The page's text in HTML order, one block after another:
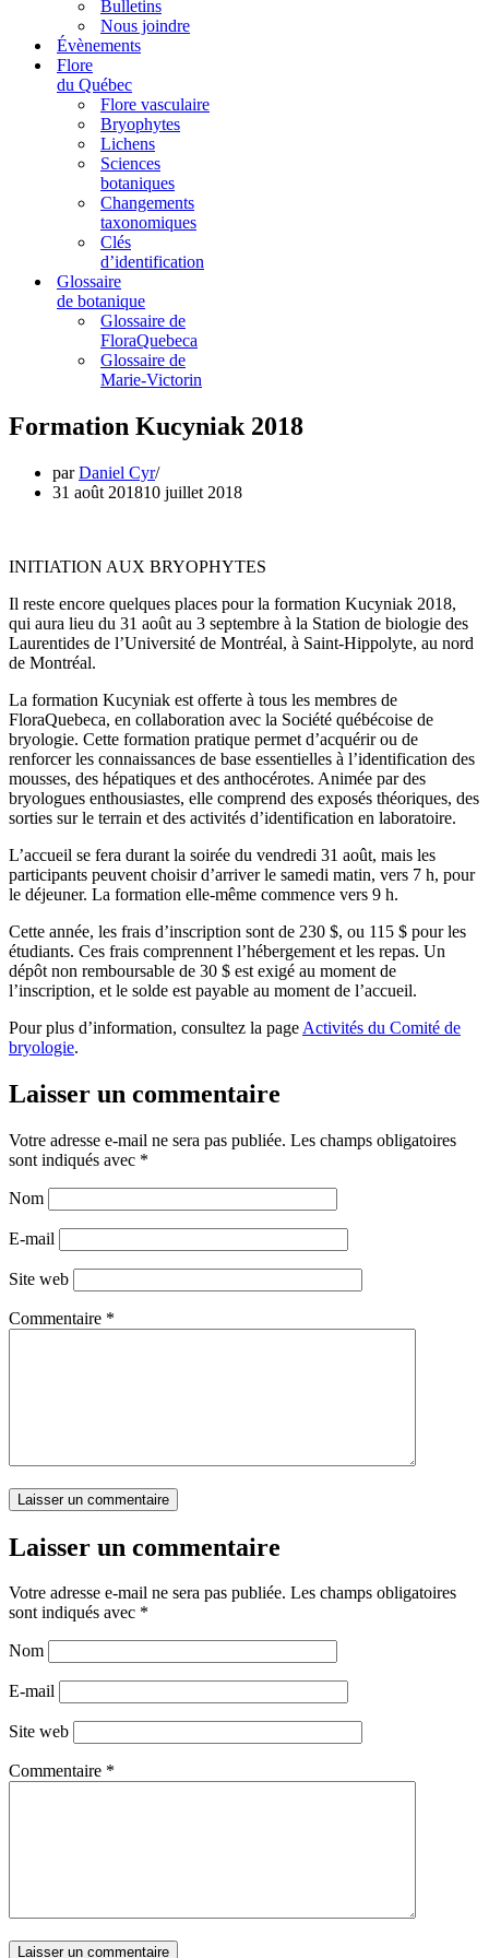
Bulletins
Nous joindre
Évènements
Flore
du Québec
Flore vasculaire
Bryophytes
Lichens
Sciences
botaniques
Changements
taxonomiques
Clés
d’identification
Glossaire
de botanique
Glossaire de
FloraQuebeca
Glossaire de
Marie-Victorin
Formation Kucyniak 2018
parDaniel Cyr
31 août 201810 juillet 2018
INITIATION AUX BRYOPHYTES
Il reste encore quelques places pour la formation Kucyniak 2018,
qui aura lieu du 31 août au 3 septembre à la Station de biologie des
Laurentides de l’Université de Montréal, à Saint-Hippolyte, au nord
de Montréal.
La formation Kucyniak est offerte à tous les membres de
FloraQuebeca, en collaboration avec la Société québécoise de
bryologie. Cette formation pratique permet d’acquérir ou de
renforcer les connaissances de base essentielles à l’identification des
mousses, des hépatiques et des anthocérotes. Animée par des
bryologues enthousiastes, elle comprend des exposés théoriques, des
sorties sur le terrain et des activités d’identification en laboratoire.
L’accueil se fera durant la soirée du vendredi 31 août, mais les
participants peuvent choisir d’arriver le samedi matin, vers 7 h, pour
le déjeuner. La formation elle-même commence vers 9 h.
Cette année, les frais d’inscription sont de 230 $, ou 115 $ pour les
étudiants. Ces frais comprennent l’hébergement et les repas. Un
dépôt non remboursable de 30 $ est exigé au moment de
l’inscription, et le solde est payable au moment de l’accueil.
Pour plus d’information, consultez la page Activités du Comité de
bryologie.
Laisser un commentaire
Votre adresse e-mail ne sera pas publiée. Les champs obligatoires
sont indiqués avec *
Nom
E-mail
Site web
Commentaire *
Laisser un commentaire
Votre adresse e-mail ne sera pas publiée. Les champs obligatoires
sont indiqués avec *
Nom
E-mail
Site web
Commentaire *